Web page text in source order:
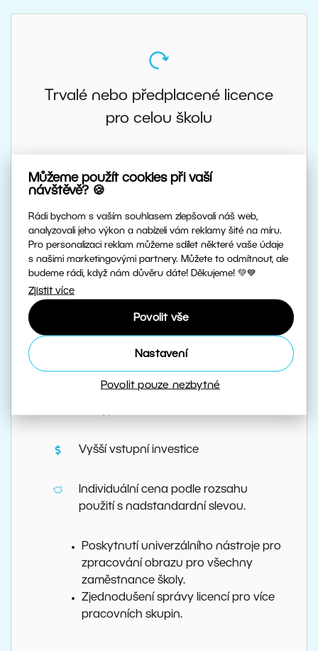
Můžeme použít cookies při vaší
návštěvě? 🍪
Rádi bychom s vaším souhlasem zlepšovali náš web,
analyzovali jeho výkon a nabízeli vám reklamy šité na míru.
Pro personalizaci reklam můžeme sdílet některé vaše údaje
s našimi marketingovými partnery. Můžete to odmítnout, ale
budeme rádi, když nám důvěru dáte! Děkujeme! 💚💙
Zjistit více
Povolit vše
Nastavení
Povolit pouze nezbytné
Trvalé nebo předplacené licence
pro celou školu
individuální cena, sleva až 90 %
Na dobu určitou (1 a více let) nebo
časově neomezená platnost.
Aktualizace 1 rok (nebo více) od
nákupu a nebo neustále aktuální
Pro ∞ uživatelů nebo počítačů*
Využití ve škole, nebo na stáži či doma
Vyšší vstupní investice
Individuální cena podle rozsahu
použití s nadstandardní slevou.
Poskytnutí univerzálního nástroje pro
zpracování obrazu pro všechny
zaměstnance školy.
Zjednodušení správy licencí pro více
pracovních skupin.